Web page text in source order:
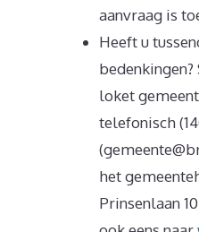
aanvraag is
Heeft u
loket
telefonisch
het
Prinsenlaan